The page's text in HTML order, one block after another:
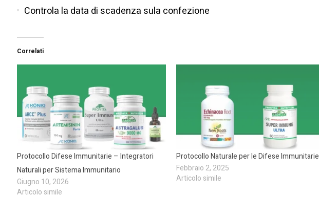
Controla la data di scadenza sula confezione
Correlati
Protocollo Difese Immunitarie – Integratori
Naturali per Sistema Immunitario
Giugno 10, 2026
Articolo simile
Protocollo Naturale per le Difese Immunitarie
Febbraio 2, 2025
Articolo simile